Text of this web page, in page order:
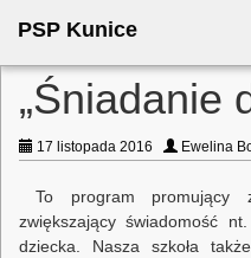
PSP Kunice
„Śniadanie
17 listopada 2016 Ewelina
To program promujący
zwiększający świadomość
dziecka. Nasza szkoła